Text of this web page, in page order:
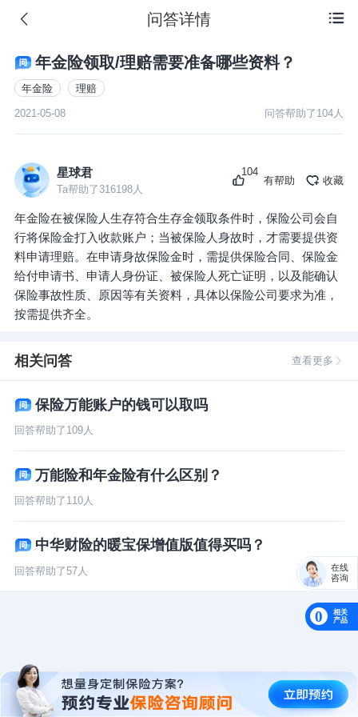
 问答详情
年金险领取/理赔需要准备哪些资料？
年金险 理赔
2021-05-08 问答帮助了 104人
星球君
Ta帮助了 316198人
104
有帮助 收藏
年金险在被保险人生存符合生存金领取条件时，保险公司会自
行将保险金打入收款账户；当被保险人身故时，才需要提供资
料申请理赔。在申请身故保险金时，需提供保险合同、保险金
给付申请书、申请人身份证、被保险人死亡证明，以及能确认
保险事故性质、原因等有关资料，具体以保险公司要求为准，
按需提供齐全。
相关问答 查看更多
保险万能账户的钱可以取吗
回答帮助了 109人
万能险和年金险有什么区别？
回答帮助了 110人
中华财险的暖宝保增值版值得买吗？
回答帮助了57人
0 相关
产品
在线
咨询